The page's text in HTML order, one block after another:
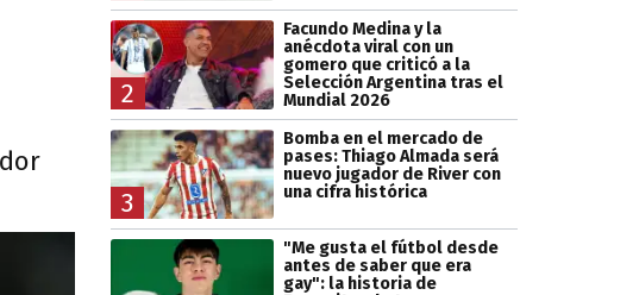
2
Facundo Medina y la
anécdota viral con un
gomero que criticó a la
Selección Argentina tras el
Mundial 2026
3
Bomba en el mercado de
pases: Thiago Almada será
nuevo jugador de River con
una cifra histórica
"Me gusta el fútbol desde
antes de saber que era
gay": la historia de